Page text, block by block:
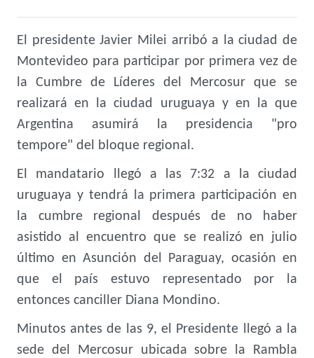
El presidente Javier Milei arribó a la ciudad de
Montevideo para participar por primera vez de
la Cumbre de Líderes del Mercosur que se
realizará en la ciudad uruguaya y en la que
Argentina asumirá la presidencia "pro
tempore" del bloque regional.
El mandatario llegó a las 7:32 a la ciudad
uruguaya y tendrá la primera participación en
la cumbre regional después de no haber
asistido al encuentro que se realizó en julio
último en Asunción del Paraguay, ocasión en
que el país estuvo representado por la
entonces canciller Diana Mondino.
Minutos antes de las 9, el Presidente llegó a la
sede del Mercosur ubicada sobre la Rambla